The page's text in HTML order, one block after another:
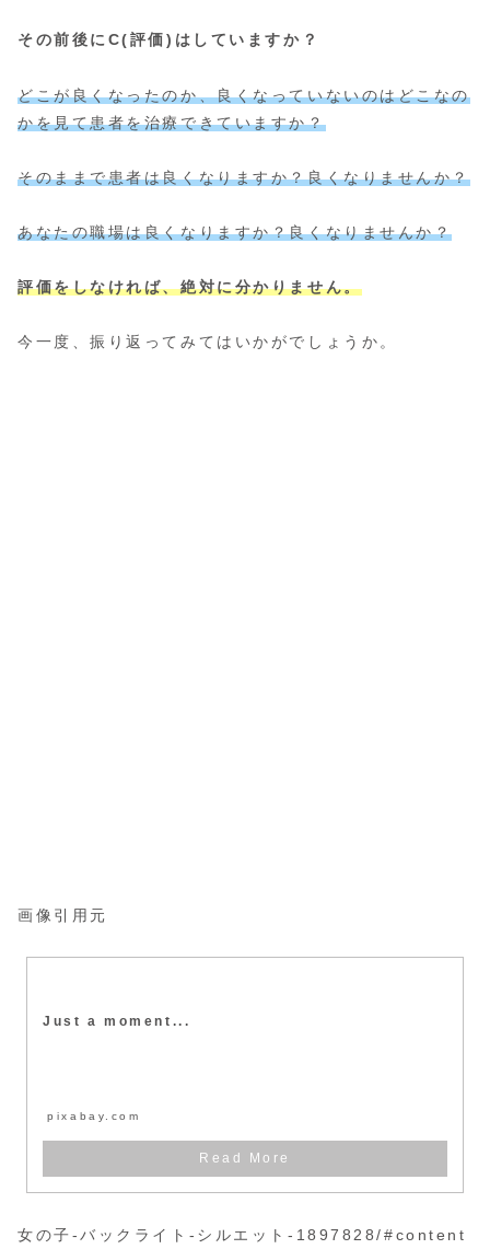
その前後にC(評価)はしていますか？
どこが良くなったのか、良くなっていないのはどこなの
かを見て患者を治療できていますか？
そのままで患者は良くなりますか？良くなりませんか？
あなたの職場は良くなりますか？良くなりませんか？
評価をしなければ、絶対に分かりません。
今一度、振り返ってみてはいかがでしょうか。
画像引用元
Just a moment...
pixabay.com
女の子-バックライト-シルエット-1897828/#content